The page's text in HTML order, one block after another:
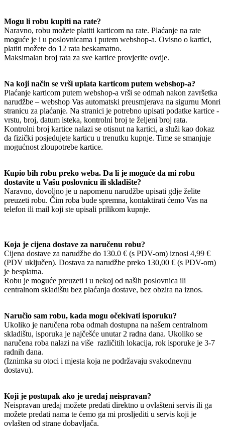
Mogu li robu kupiti na rate?
Naravno, robu možete platiti karticom na rate. Plaćanje na rate
moguće je i u poslovnicama i putem webshop-a. Ovisno o kartici,
platiti možete do 12 rata beskamatno.
Maksimalan broj rata za sve kartice provjerite ovdje.
Na koji način se vrši uplata karticom putem webshop-a?
Plaćanje karticom putem webshop-a vrši se odmah nakon završetka
narudžbe – webshop Vas automatski preusmjerava na sigurnu Monri
stranicu za plaćanje. Na stranici je potrebno upisati podatke kartice -
vrstu, broj, datum isteka, kontrolni broj te željeni broj rata.
Kontrolni broj kartice nalazi se otisnut na kartici, a služi kao dokaz
da fizički posjedujete karticu u trenutku kupnje. Time se smanjuje
mogućnost zloupotrebe kartice.
Kupio bih robu preko weba. Da li je moguće da mi robu
dostavite u Vašu poslovnicu ili skladište?
Naravno, dovoljno je u napomenu narudžbe upisati gdje želite
preuzeti robu. Čim roba bude spremna, kontaktirati ćemo Vas na
telefon ili mail koji ste upisali prilikom kupnje.
Koja je cijena dostave za naručenu robu?
Cijena dostave za narudžbe do 130.0 € (s PDV-om) iznosi 4,99 €
(PDV uključen). Dostava za narudžbe preko 130,00 € (s PDV-om)
je besplatna.
Robu je moguće preuzeti i u nekoj od naših poslovnica ili
centralnom skladištu bez plaćanja dostave, bez obzira na iznos.
Naručio sam robu, kada mogu očekivati isporuku?
Ukoliko je naručena roba odmah dostupna na našem centralnom
skladištu, isporuka je najčešće unutar 2 radna dana. Ukoliko se
naručena roba nalazi na više različitih lokacija, rok isporuke je 3-7
radnih dana.
(Iznimka su otoci i mjesta koja ne podržavaju svakodnevnu
dostavu).
Koji je postupak ako je uređaj neispravan?
Neispravan uređaj možete predati direktno u ovlašteni servis ili ga
možete predati nama te ćemo ga mi prosljediti u servis koji je
ovlašten od strane dobavljača.